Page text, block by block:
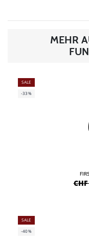
MEHR
SALE
-33%
SALE
-40%